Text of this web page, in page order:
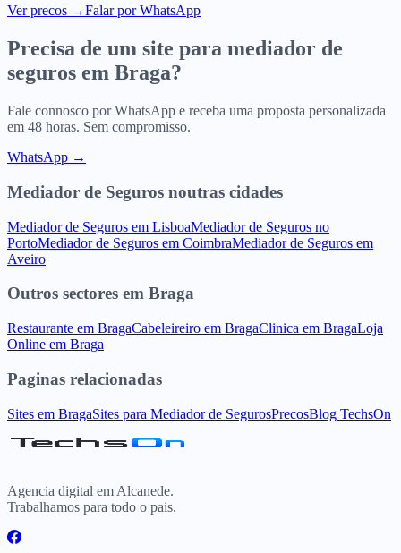
Ver precos →Falar por WhatsApp
Precisa de um site para mediador de
seguros em Braga?
Fale connosco por WhatsApp e receba uma proposta personalizada
em 48 horas. Sem compromisso.
WhatsApp →
Mediador de Seguros noutras cidades
Mediador de Seguros em LisboaMediador de Seguros no
PortoMediador de Seguros em CoimbraMediador de Seguros em
Aveiro
Outros sectores em Braga
Restaurante em BragaCabeleireiro em BragaClinica em BragaLoja
Online em Braga
Paginas relacionadas
Sites em BragaSites para Mediador de SegurosPrecosBlog TechsOn
Agencia digital em Alcanede.
Trabalhamos para todo o pais.